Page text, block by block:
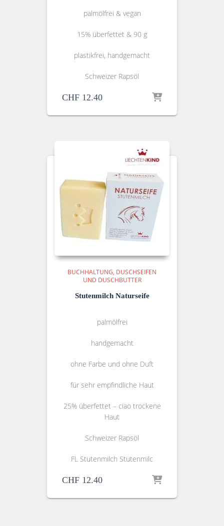
palmölfrei & vegan
15% überfettet & 90 g
plastikfrei, handgemacht
Schweizer Rapsöl
CHF 12.40
BUCHHALTUNG DUSCHSEIFEN
UND DUSCHBUTTER
Stutenmilch Naturseife
palmölfrei
handgemacht
ohne Farbe und ohne Duft
für sehr empfindliche Haut
25% überfettet – ciao trockene
Haut
Schweizer Rapsöl
FL Stutenmilch Stutenmilc
CHF 12.40